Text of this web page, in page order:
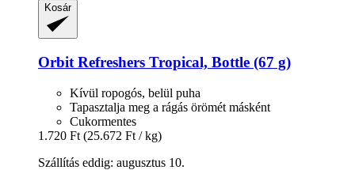
Kosár
Orbit Refreshers Tropical, Bottle (67 g)
Kívül ropogós, belül puha
Tapasztalja meg a rágás örömét másként
Cukormentes
1.720 Ft (25.672 Ft / kg)
Szállítás eddig: augusztus 10.